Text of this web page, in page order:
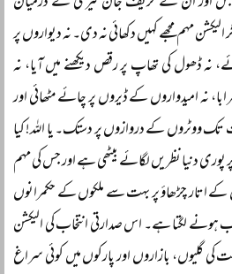
مہم مجھے کہیں دکھائی نہ دی۔ نہ دیواروں پر
نہ ڈھول کی تھاپ پر رقص دیکھنے میں آیا، نہ
نہ امیدواروں کے ڈیروں پر چائے مٹھائی اور
تک ووٹروں کے دروازوں پر دستک۔ یا اللہ! کیا
دنیا نظریں لگائے بیٹھی ہے اور جس کی مہم
چڑھاؤ پر بہت سے ملکوں کے حکمرانوں
لگتا ہے۔ اس صدارتی انتخاب کی الیکشن
گلیوں، بازاروں اور پارکوں میں کوئی سراغ